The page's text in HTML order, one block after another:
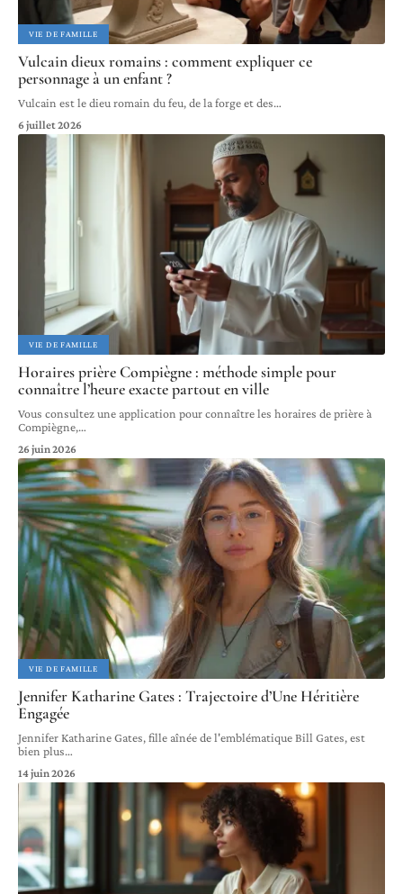
VIE DE FAMILLE
Vulcain dieux romains : comment expliquer ce
personnage à un enfant ?
Vulcain est le dieu romain du feu, de la forge et des…
6 juillet 2026
VIE DE FAMILLE
Horaires prière Compiègne : méthode simple pour
connaître l’heure exacte partout en ville
Vous consultez une application pour connaître les horaires de prière à
Compiègne,…
26 juin 2026
VIE DE FAMILLE
Jennifer Katharine Gates : Trajectoire d’Une Héritière
Engagée
Jennifer Katharine Gates, fille aînée de l'emblématique Bill Gates, est
bien plus…
14 juin 2026